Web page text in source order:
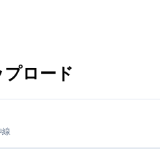
ロード
線